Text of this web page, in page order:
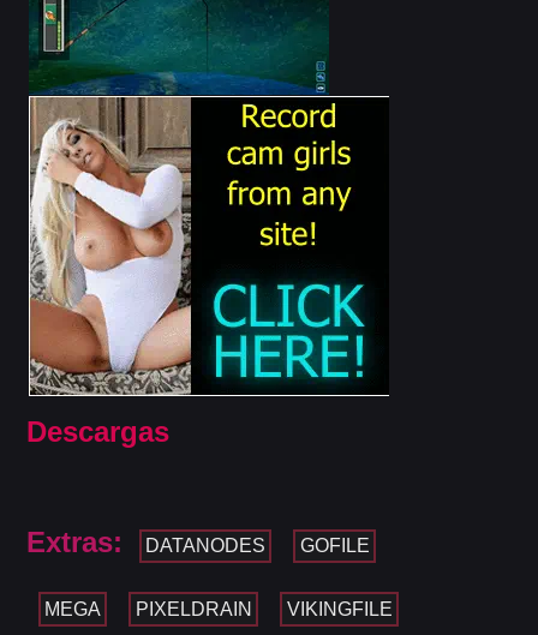
Descargas
Extras: DATANODES GOFILE
MEGA PIXELDRAIN VIKINGFILE